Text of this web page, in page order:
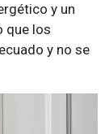
y un
que los
y no se